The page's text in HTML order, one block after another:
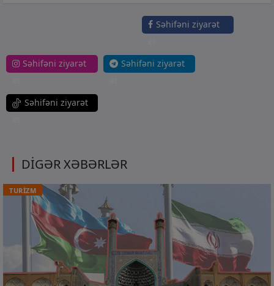
Səhifəni ziyarət
Səhifəni ziyarət
Səhifəni ziyarət
Səhifəni ziyarət
DİGƏR XƏBƏRLƏR
TURİZM